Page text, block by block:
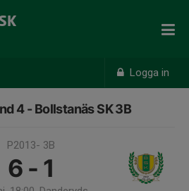
Logga in
4 - Bollstanäs SK 3B
P2013- 3B
6 - 1